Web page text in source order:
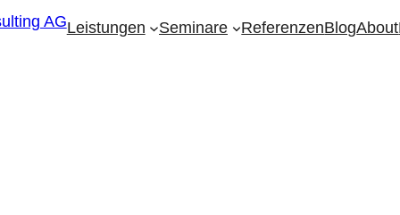
Leistungen Seminare ReferenzenBlogAbout